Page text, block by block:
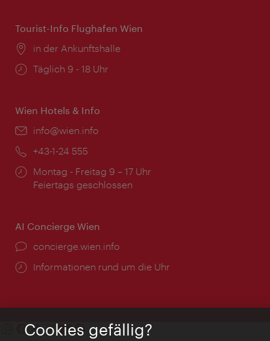
Tourist-Info Flughafen Wien
Ort:
in der Ankunftshalle
Öffnungszeiten:
Täglich 9 - 18 Uhr
Wien Hotels & Info
Email:
info@wien.info
Telefon:
+43-1-24 555
Öffnungszeiten:
Montag - Freitag 9 – 17 Uhr
Feiertags geschlossen
AI Concierge Wien
Ort:
concierge.wien.info
Öffnungszeiten:
Informationen rund um die Uhr
Cookies gefällig?